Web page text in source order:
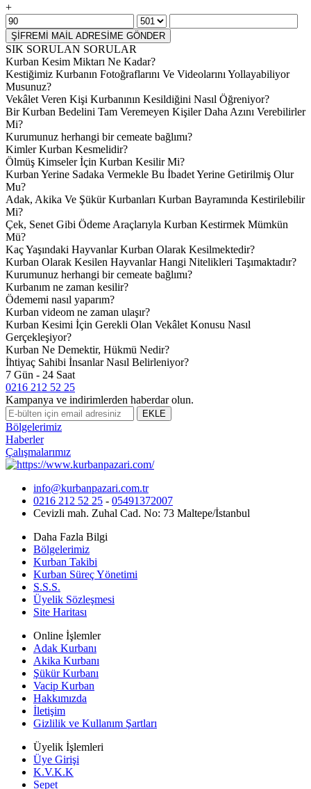
+
ŞİFREMİ MAİL ADRESİME GÖNDER
SIK SORULAN SORULAR
Kurban Kesim Miktarı Ne Kadar?
Kestiğimiz Kurbanın Fotoğraflarını Ve Videolarını Yollayabiliyor
Musunuz?
Vekâlet Veren Kişi Kurbanının Kesildiğini Nasıl Öğreniyor?
Bir Kurban Bedelini Tam Veremeyen Kişiler Daha Azını Verebilirler
Mi?
Kurumunuz herhangi bir cemeate bağlımı?
Kimler Kurban Kesmelidir?
Ölmüş Kimseler İçin Kurban Kesilir Mi?
Kurban Yerine Sadaka Vermekle Bu İbadet Yerine Getirilmiş Olur
Mu?
Adak, Akika Ve Şükür Kurbanları Kurban Bayramında Kestirilebilir
Mi?
Çek, Senet Gibi Ödeme Araçlarıyla Kurban Kestirmek Mümkün
Mü?
Kaç Yaşındaki Hayvanlar Kurban Olarak Kesilmektedir?
Kurban Olarak Kesilen Hayvanlar Hangi Nitelikleri Taşımaktadır?
Kurumunuz herhangi bir cemeate bağlımı?
Kurbanım ne zaman kesilir?
Ödememi nasıl yaparım?
Kurban videom ne zaman ulaşır?
Kurban Kesimi İçin Gerekli Olan Vekâlet Konusu Nasıl
Gerçekleşiyor?
Kurban Ne Demektir, Hükmü Nedir?
İhtiyaç Sahibi İnsanlar Nasıl Belirleniyor?
7 Gün - 24 Saat
0216 212 52 25
Kampanya ve indirimlerden haberdar olun.
EKLE
Bölgelerimiz
Haberler
Çalışmalarımız
info@kurbanpazari.com.tr
0216 212 52 25 - 05491372007
Cevizli mah. Zuhal Cad. No: 73 Maltepe/İstanbul
Daha Fazla Bilgi
Bölgelerimiz
Kurban Takibi
Kurban Süreç Yönetimi
S.S.S.
Üyelik Sözleşmesi
Site Haritası
Online İşlemler
Adak Kurbanı
Akika Kurbanı
Şükür Kurbanı
Vacip Kurban
Hakkımızda
İletişim
Gizlilik ve Kullanım Şartları
Üyelik İşlemleri
Üye Girişi
K.V.K.K
Sepet